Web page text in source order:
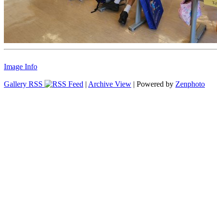
Image Info
Gallery RSS | Archive View | Powered by Zenphoto